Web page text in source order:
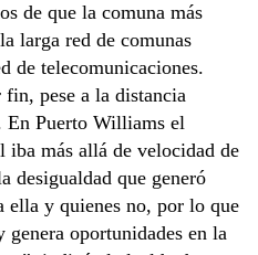
de que la comuna más
larga red de comunas
de telecomunicaciones.
pese a la distancia
En Puerto Williams el
iba más allá de velocidad de
desigualdad que generó
ella y quienes no, por lo que
genera oportunidades en la